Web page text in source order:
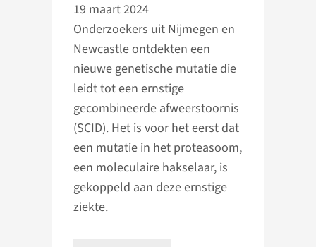
19 maart 2024
Onderzoekers uit Nijmegen en
Newcastle ontdekten een
nieuwe genetische mutatie die
leidt tot een ernstige
gecombineerde afweerstoornis
(SCID). Het is voor het eerst dat
een mutatie in het proteasoom,
een moleculaire hakselaar, is
gekoppeld aan deze ernstige
ziekte.